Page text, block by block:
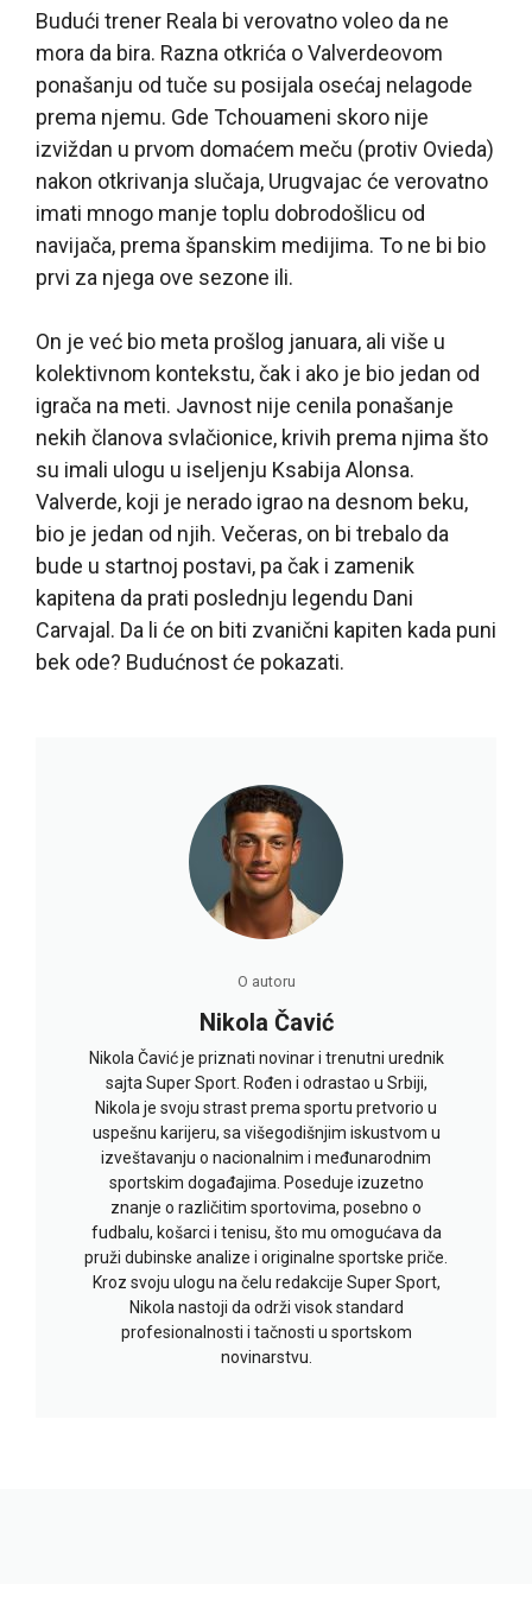
Budući trener Reala bi verovatno voleo da ne
mora da bira. Razna otkrića o Valverdeovom
ponašanju od tuče su posijala osećaj nelagode
prema njemu. Gde Tchouameni skoro nije
izviždan u prvom domaćem meču (protiv Ovieda)
nakon otkrivanja slučaja, Urugvajac će verovatno
imati mnogo manje toplu dobrodošlicu od
navijača, prema španskim medijima. To ne bi bio
prvi za njega ove sezone ili.
On je već bio meta prošlog januara, ali više u
kolektivnom kontekstu, čak i ako je bio jedan od
igrača na meti. Javnost nije cenila ponašanje
nekih članova svlačionice, krivih prema njima što
su imali ulogu u iseljenju Ksabija Alonsa.
Valverde, koji je nerado igrao na desnom beku,
bio je jedan od njih. Večeras, on bi trebalo da
bude u startnoj postavi, pa čak i zamenik
kapitena da prati poslednju legendu Dani
Carvajal. Da li će on biti zvanični kapiten kada puni
bek ode? Budućnost će pokazati.
O autoru
Nikola Čavić
Nikola Čavić je priznati novinar i trenutni urednik
sajta Super Sport. Rođen i odrastao u Srbiji,
Nikola je svoju strast prema sportu pretvorio u
uspešnu karijeru, sa višegodišnjim iskustvom u
izveštavanju o nacionalnim i međunarodnim
sportskim događajima. Poseduje izuzetno
znanje o različitim sportovima, posebno o
fudbalu, košarci i tenisu, što mu omogućava da
pruži dubinske analize i originalne sportske priče.
Kroz svoju ulogu na čelu redakcije Super Sport,
Nikola nastoji da održi visok standard
profesionalnosti i tačnosti u sportskom
novinarstvu.